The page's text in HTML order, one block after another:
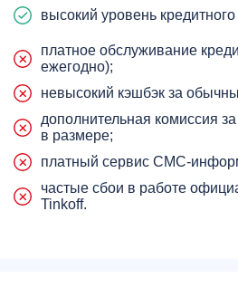
высокий уровень
платное обслуживание
ежегодно);
невысокий кэшбэк за
дополнительная комиссия
в размере;
платный сервис СМС-
частые сбои в работе
Tinkoff.